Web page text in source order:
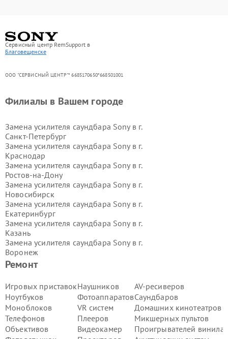
Сервисный центр RemSupport в
Благовещенске
ООО "СЕРВИСНЫЙ ЦЕНТР"* 6685170650*668501001
Ремонт
Игровых приставок
Ноутбуков
Моноблоков
Телефонов
Объективов
Наушников
Фотоаппаратов
VR систем
Плееров
Видеокамер
AV-ресиверов
Саундбаров
Домашних кинотеатров
Микшерных пультов
Проигрывателей винила
Филиалы в Вашем городе
Замена усилителя саундбара Sony в г.
Санкт-Петербург
Замена усилителя саундбара Sony в г.
Краснодар
Замена усилителя саундбара Sony в г.
Ростов-на-Дону
Замена усилителя саундбара Sony в г.
Новосибирск
Замена усилителя саундбара Sony в г.
Екатеринбург
Замена усилителя саундбара Sony в г.
Казань
Замена усилителя саундбара Sony в г.
Воронеж
Замена усилителя саундбара Sony в г.
Волгоград
Самара
Замена усилителя саундбара Sony в г.
Пермь
Замена усилителя саундбара Sony в г.
Красноярск